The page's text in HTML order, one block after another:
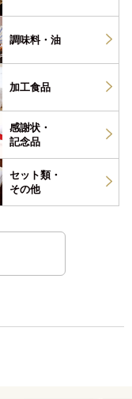
調味料・ 油
加工食品
感謝状・
記念品
セット類・
その他